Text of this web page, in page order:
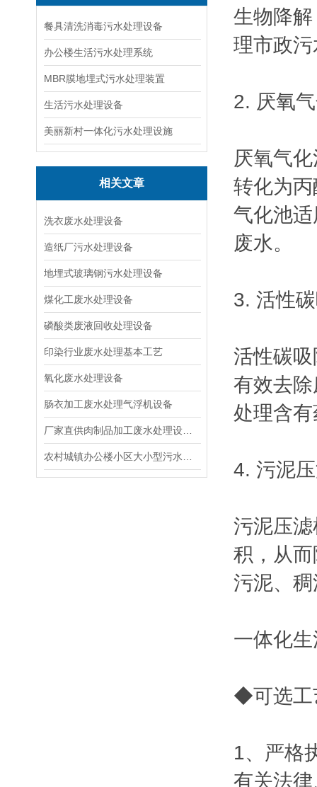
餐具清洗消毒污水处理设备
办公楼生活污水处理系统
MBR膜地埋式污水处理装置
生活污水处理设备
美丽新村一体化污水处理设施
相关文章
洗衣废水处理设备
造纸厂污水处理设备
地埋式玻璃钢污水处理设备
煤化工废水处理设备
磷酸类废液回收处理设备
印染行业废水处理基本工艺
氧化废水处理设备
肠衣加工废水处理气浮机设备
生物降
理市政
2. 厌氧
厌氧气
转化为
气化池
废水。
3. 活性
活性碳
有效去
处理含
4. 污泥
污泥压
积，从
污泥、
一体化
◆可选工
1、严格
有关法